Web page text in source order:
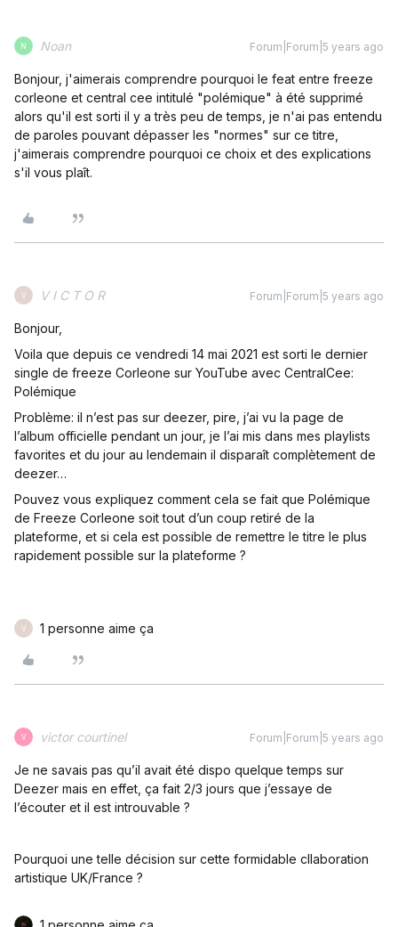
N Noan Forum|Forum|5 years ago
Bonjour, j'aimerais comprendre pourquoi le feat entre freeze
corleone et central cee intitulé "polémique" à été supprimé
alors qu'il est sorti il y a très peu de temps, je n'ai pas entendu
de paroles pouvant dépasser les "normes" sur ce titre,
j'aimerais comprendre pourquoi ce choix et des explications
s'il vous plaît.
V V I C T O R Forum|Forum|5 years ago
Bonjour,
Voila que depuis ce vendredi 14 mai 2021 est sorti le dernier
single de freeze Corleone sur YouTube avec CentralCee:
Polémique
Problème: il n’est pas sur deezer, pire, j’ai vu la page de
l’album officielle pendant un jour, je l’ai mis dans mes playlists
favorites et du jour au lendemain il disparaît complètement de
deezer…
Pouvez vous expliquez comment cela se fait que Polémique
de Freeze Corleone soit tout d’un coup retiré de la
plateforme, et si cela est possible de remettre le titre le plus
rapidement possible sur la plateforme ?
V 1 personne aime ça
V victor courtinel Forum|Forum|5 years ago
Je ne savais pas qu’il avait été dispo quelque temps sur
Deezer mais en effet, ça fait 2/3 jours que j’essaye de
l’écouter et il est introuvable ?
Pourquoi une telle décision sur cette formidable cllaboration
artistique UK/France ?